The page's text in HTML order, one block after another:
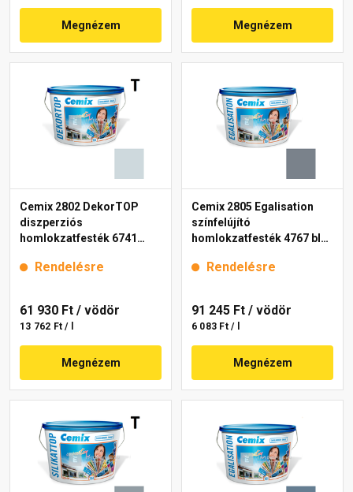
Megnézem Megnézem
Cemix 2802 DekorTOP
diszperziós
homlokzatfesték 6741
Rendelésre
61 930 Ft / vödör
13 762 Ft / l
Megnézem
Cemix 2805 Egalisation
színfelújító
homlokzatfesték 4767 blue
Rendelésre
91 245 Ft / vödör
6 083 Ft / l
Megnézem